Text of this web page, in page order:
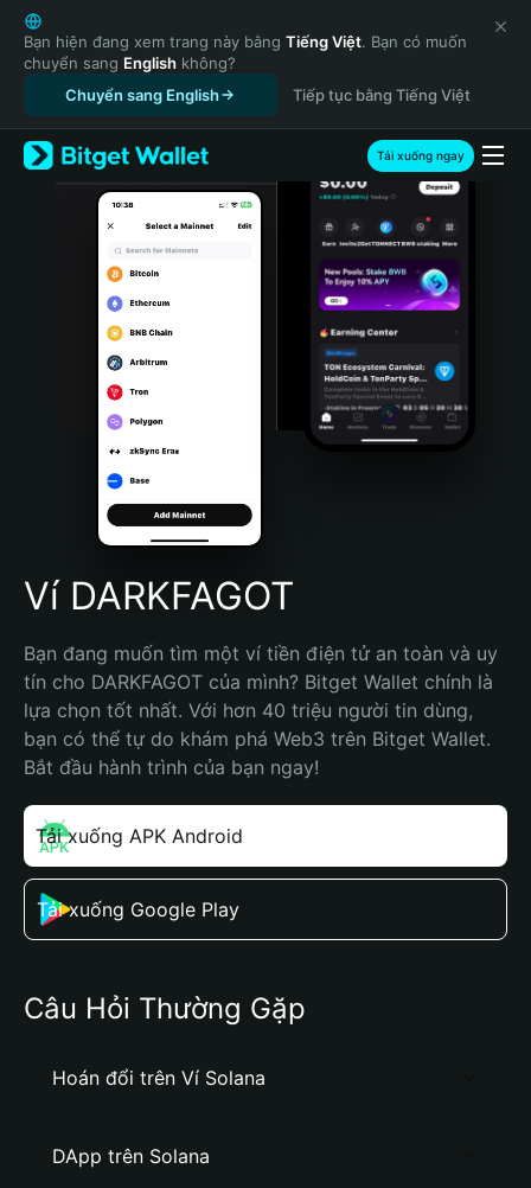
English
日本語
Tiếng Việt
Русский
Español (Latinoamérica)
Türkçe
Italiano
Português (Portugal)
Bahasa Indonesia
Português (Brasil)
Español (Argentina)
Bạn hiện đang xem trang này bằng Tiếng Việt. Bạn có muốn
chuyển sang English không?
Chuyển sang English
Tiếp tục bằng Tiếng Việt
Tải xuống ngay
Ví DARKFAGOT
Bạn đang muốn tìm một ví tiền điện tử an toàn và uy
tín cho DARKFAGOT của mình? Bitget Wallet chính là
lựa chọn tốt nhất. Với hơn 40 triệu người tin dùng,
bạn có thể tự do khám phá Web3 trên Bitget Wallet.
Bắt đầu hành trình của bạn ngay!
Tải xuống APK Android
Tải xuống Google Play
Câu Hỏi Thường Gặp
Hoán đổi trên Ví Solana
DApp trên Solana